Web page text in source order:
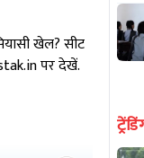
खेल? सीट
पर देखें.